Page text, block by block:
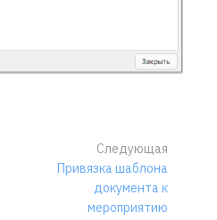
Следующая
Привязка шаблона
документа к
мероприятию